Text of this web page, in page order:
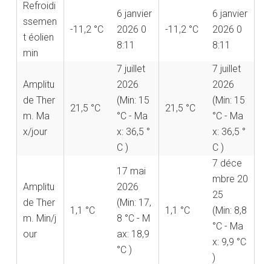
Refroidi
ssemen
t éolien
min
-11,2 °C
6 janvier
2026 0
8:11
-11,2 °C
6 janvier
2026 0
8:11
Amplitu
de Ther
m. Ma
x/jour
21,5 °C
7 juillet
2026
(Min: 15
°C - Ma
x: 36,5 °
C )
21,5 °C
7 juillet
2026
(Min: 15
°C - Ma
x: 36,5 °
C )
Amplitu
de Ther
m. Min/j
our
1,1 °C
17 mai
2026
(Min: 17,
8 °C - M
ax: 18,9
°C )
1,1 °C
7 déce
mbre 20
25
(Min: 8,8
°C - Ma
x: 9,9 °C
)